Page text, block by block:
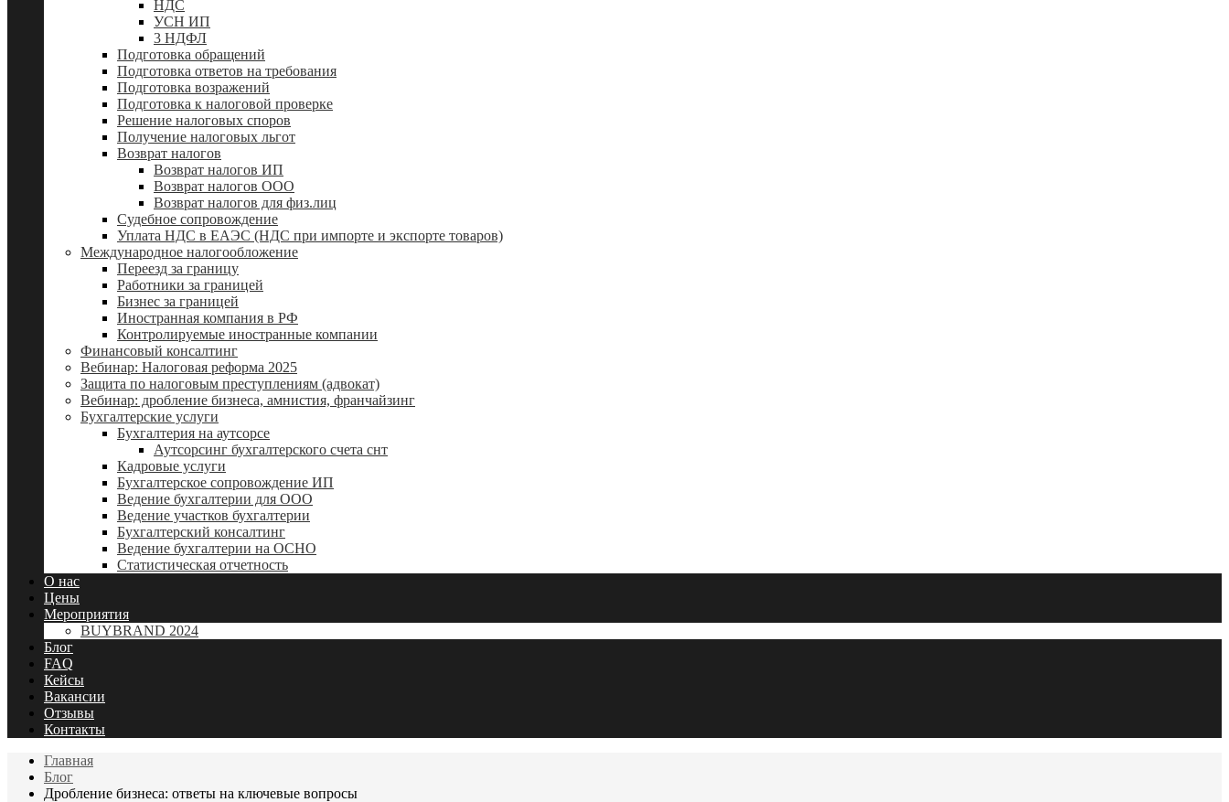
НДС
УСН ИП
3 НДФЛ
Подготовка обращений
Подготовка ответов на требования
Подготовка возражений
Подготовка к налоговой проверке
Решение налоговых споров
Получение налоговых льгот
Возврат налогов
Возврат налогов ИП
Возврат налогов ООО
Возврат налогов для физ.лиц
Судебное сопровождение
Уплата НДС в ЕАЭС (НДС при импорте и экспорте товаров)
Международное налогообложение
Переезд за границу
Работники за границей
Бизнес за границей
Иностранная компания в РФ
Контролируемые иностранные компании
Финансовый консалтинг
Вебинар: Налоговая реформа 2025
Защита по налоговым преступлениям (адвокат)
Вебинар: дробление бизнеса, амнистия, франчайзинг
Бухгалтерские услуги
Бухгалтерия на аутсорсе
Аутсорсинг бухгалтерского счета снт
Кадровые услуги
Бухгалтерское сопровождение ИП
Ведение бухгалтерии для ООО
Ведение участков бухгалтерии
Бухгалтерский консалтинг
Ведение бухгалтерии на ОСНО
Статистическая отчетность
О нас
Цены
Мероприятия
BUYBRAND 2024
Блог
FAQ
Кейсы
Вакансии
Отзывы
Контакты
Главная
Блог
Дробление бизнеса: ответы на ключевые вопросы